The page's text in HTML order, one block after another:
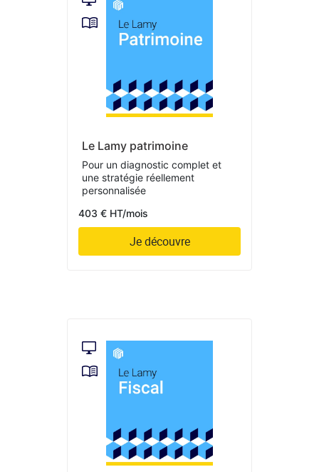
Le Lamy patrimoine
Pour un diagnostic complet et
une stratégie réellement
personnalisée
403 € HT/mois
Je découvre